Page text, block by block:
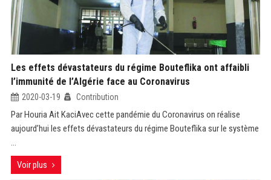
Les effets dévastateurs du régime Bouteflika ont affaibli
l’immunité de l’Algérie face au Coronavirus
2020-03-19 Contribution
Par Houria Ait KaciAvec cette pandémie du Coronavirus on réalise
aujourd’hui les effets dévastateurs du régime Bouteflika sur le système
...
Voir plus